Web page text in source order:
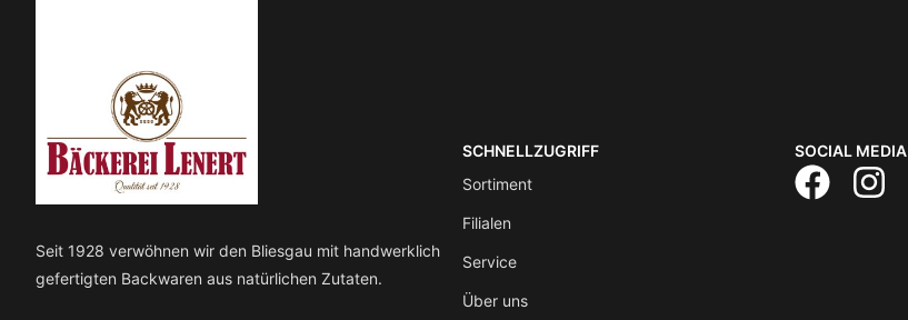
Seit 1928 verwöhnen wir den Bliesgau mit handwerklich
gefertigten Backwaren aus natürlichen Zutaten.
SCHNELLZUGRIFF
Sortiment
Filialen
Service
Über uns
SOCIAL MEDIA